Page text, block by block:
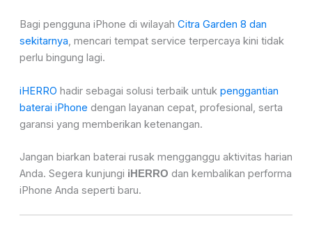
Bagi pengguna iPhone di wilayah Citra Garden 8 dan
sekitarnya, mencari tempat service terpercaya kini tidak
perlu bingung lagi.
iHERRO hadir sebagai solusi terbaik untuk penggantian
baterai iPhone dengan layanan cepat, profesional, serta
garansi yang memberikan ketenangan.
Jangan biarkan baterai rusak mengganggu aktivitas harian
Anda. Segera kunjungi iHERRO dan kembalikan performa
iPhone Anda seperti baru.